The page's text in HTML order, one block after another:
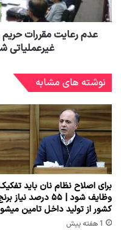
عدم رعایت مقررات
غیرعملیاتی
نوشته های مشابه
برای اصلاح نظام نان باید
وظایف شود | ۵۵ درصد نیاز
کشور از تولید داخل تامین
1 هفته پیش